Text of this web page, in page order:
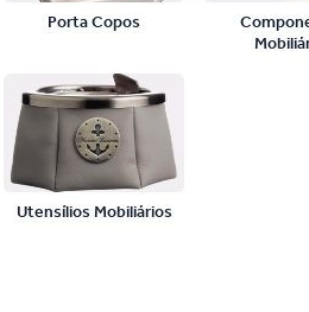
Porta Copos
Utensílios Mobiliários